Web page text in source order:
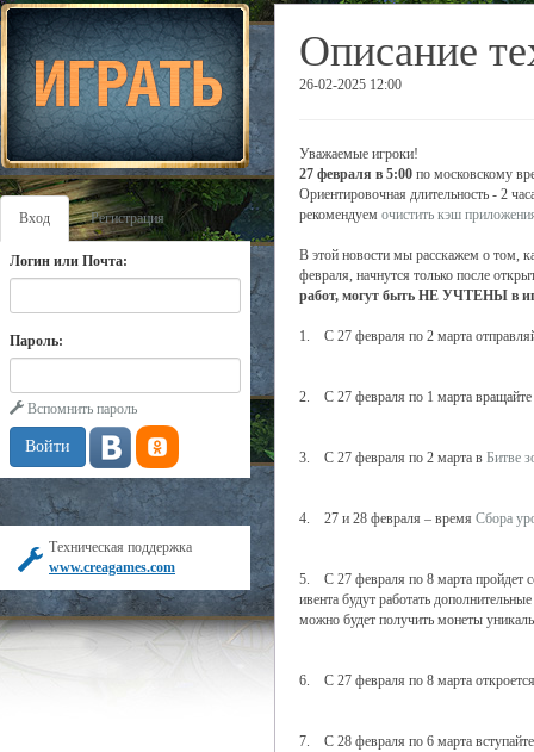
Вход Регистрация
Логин или Почта:
Пароль:
Вспомнить пароль
Техническая поддержка
www.creagames.com
Описание
26-02-2025 12:00
Уважаемые игроки!
27 февраля в 5:00 по московскому
Ориентировочная длительность - 2
рекомендуем очистить кэш
В этой новости мы расскажем о том,
февраля, начнутся только после
работ, могут быть НЕ УЧТЕНЫ в
1. С 27 февраля по 2 марта
2. С 27 февраля по 1 марта вращайте
3. С 27 февраля по 2 марта в Битве
4. 27 и 28 февраля – время Сбора
5. С 27 февраля по 8 марта пройдет
ивента будут работать
можно будет получить монеты
6. C 27 февраля по 8 марта
7. С 28 февраля по 6 марта